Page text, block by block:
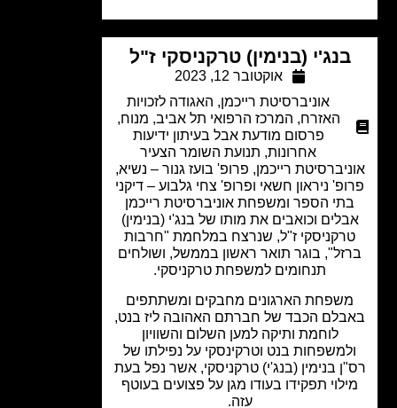
בנג'י (בנימין) טרקניסקי ז"ל
אוקטובר 12, 2023
אוניברסיטת רייכמן,האגודה לזכויות
האזרח
,המרכז הרפואי תל אביב,מנוח,
פרסום מודעת אבל בעיתון ידיעות
אחרונות,תנועת השומר הצעיר
רייכמן, פרופ' בועז גנור – נשיא,
ניראון חשאי ופרופ' צחי גלבוע – דיקני
הספר ומשפחת אוניברסיטת רייכמן
וכואבים את מותו של בנג'י (בנימין)
ז"ל, שנרצח במלחמת "חרבות
בוגר תואר ראשון בממשל, ושולחים
תנחומים למשפחת טרקניסקי.
הארגונים מחבקים ומשתתפים
הכבד של חברתם האהובה ליז בנט,
לוחמת ותיקה למען השלום והשוויון
בנט וטרקינסקי על נפילתו של
בנימין (בנג'י) טרקניסקי, אשר נפל בעת
תפקידו בעודו מגן על פצועים בעוטף